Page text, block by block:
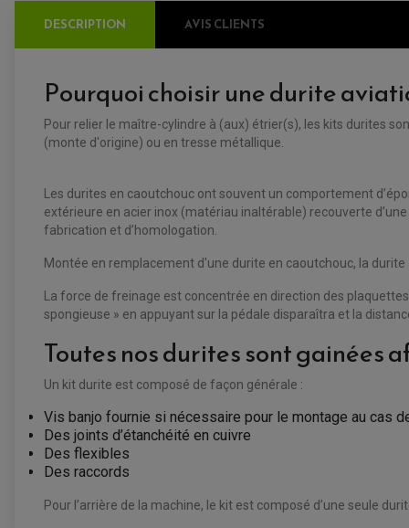
DESCRIPTION AVIS CLIENTS
Pourquoi choisir une durite
Pour relier le maître-cylindre à (aux) étrier(s), les kits durites
(monte d'origine) ou en tresse métallique.
Les durites en caoutchouc ont souvent un comportement
extérieure en acier inox (matériau inaltérable) recouverte
fabrication et d’homologation.
Montée en remplacement d'une durite en caoutchouc, la
La force de freinage est concentrée en direction des
spongieuse » en appuyant sur la pédale disparaîtra et la
Toutes nos durites sont gainées
Un kit durite est composé de façon générale :
Vis banjo fournie si nécessaire pour le montage au cas
Des joints d’étanchéité en cuivre
Des flexibles
Des raccords
Pour l’arrière de la machine, le kit est composé d’une seule